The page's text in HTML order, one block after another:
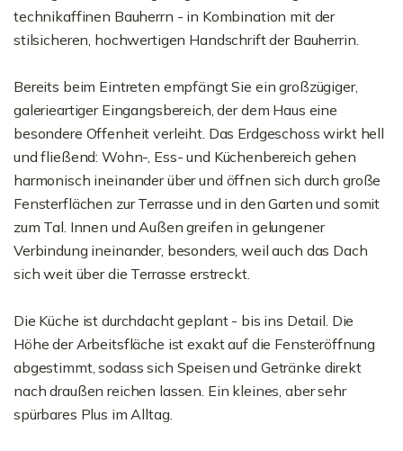
technikaffinen Bauherrn - in Kombination mit der
stilsicheren, hochwertigen Handschrift der Bauherrin.
Bereits beim Eintreten empfängt Sie ein großzügiger,
galerieartiger Eingangsbereich, der dem Haus eine
besondere Offenheit verleiht. Das Erdgeschoss wirkt hell
und fließend: Wohn-, Ess- und Küchenbereich gehen
harmonisch ineinander über und öffnen sich durch große
Fensterflächen zur Terrasse und in den Garten und somit
zum Tal. Innen und Außen greifen in gelungener
Verbindung ineinander, besonders, weil auch das Dach
sich weit über die Terrasse erstreckt.
Die Küche ist durchdacht geplant - bis ins Detail. Die
Höhe der Arbeitsfläche ist exakt auf die Fensteröffnung
abgestimmt, sodass sich Speisen und Getränke direkt
nach draußen reichen lassen. Ein kleines, aber sehr
spürbares Plus im Alltag.